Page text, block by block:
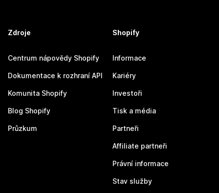
Zdroje
Centrum nápovědy Shopify
Dokumentace k rozhraní API
Komunita Shopify
Blog Shopify
Průzkum
Shopify
Informace
Kariéry
Investoři
Tisk a média
Partneři
Affiliate partneři
Právní informace
Stav služby